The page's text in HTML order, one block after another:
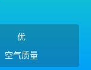
优
空气质量